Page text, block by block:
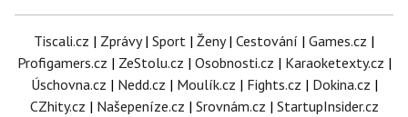
Tiscali.cz | Zprávy| Sport | Ženy| Cestování | Games.cz |
Profigamers.cz | ZeStolu.cz | Osobnosti.cz | Karaoketexty.cz |
Úschovna.cz | Nedd.cz | Moulík.cz | Fights.cz | Dokina.cz |
CZhity.cz | Našepeníze.cz | Srovnám.cz | StartupInsider.cz